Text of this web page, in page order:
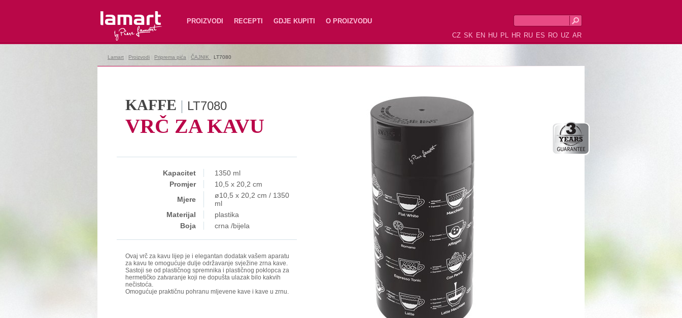
Lamart PROIZVODI RECEPTI GDJE KUPITI
O PROIZVODU
CZ SK EN HU PL HR RU ES RO UZ AR
Lamart Proizvodi Priprema pića ČAJNIK LT7080
KAFFE | LT7080
VRČ ZA KAVU
Kapacitet
1350 ml
Promjer
10,5 x 20,2 cm
Mjere
ø10,5 x 20,2 cm / 1350
ml
Materijal
plastika
Boja
crna /bijela
Ovaj vrč za kavu lijep je i elegantan dodatak vašem aparatu
za kavu te omogućuje dulje održavanje svježine zrna kave.
Sastoji se od plastičnog spremnika i plastičnog poklopca za
hermetičko zatvaranje koji ne dopušta ulazak bilo kakvih
nečistoća.
Omogućuje praktičnu pohranu mljevene kave i kave u zrnu.